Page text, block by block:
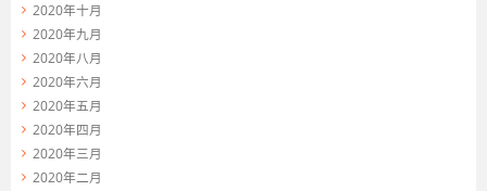
2020年十月
2020年九月
2020年八月
2020年六月
2020年五月
2020年四月
2020年三月
2020年二月